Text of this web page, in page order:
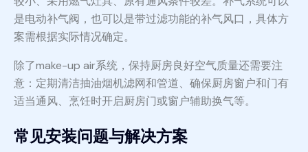
是电动补气阀，也可以是带过滤功能的补气风口，具体方
案需根据实际情况确定。
除了make-up air系统，保持厨房良好空气质量还需要注
意：定期清洁抽油烟机滤网和管道、确保厨房窗户和门有
适当通风、烹饪时开启厨房门或窗户辅助换气等。
常见安装问题与解决方案